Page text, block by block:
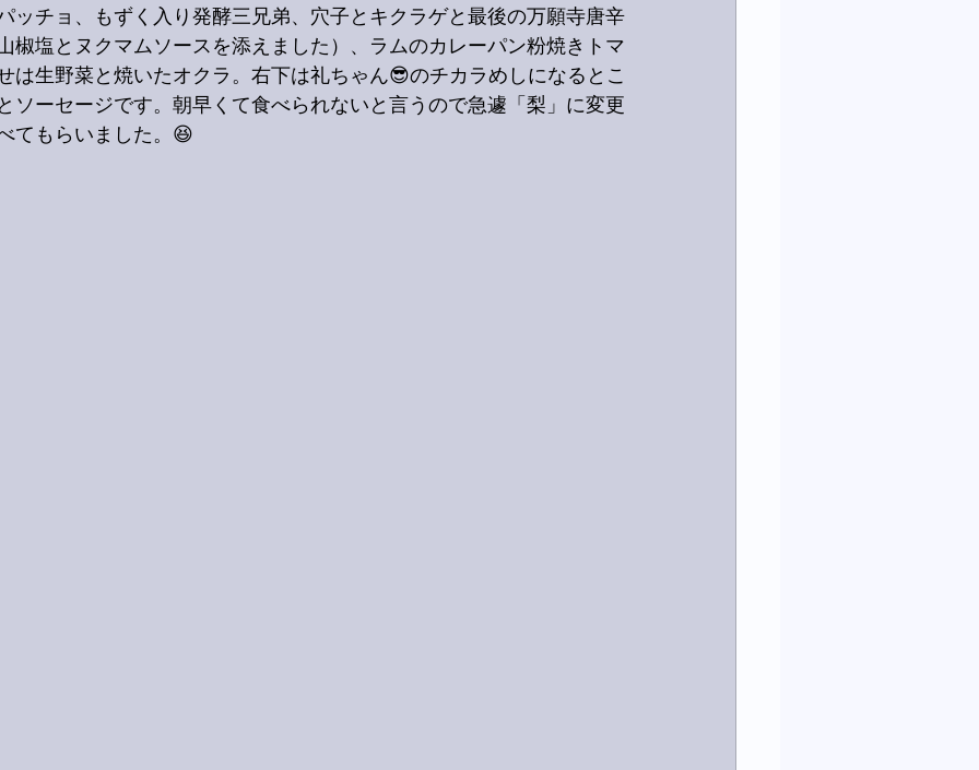
ッチョ、もずく入り発酵三兄弟、穴子とキクラゲと最後の万願寺唐辛
椒塩とヌクマムソースを添えました）、ラムのカレーパン粉焼きトマ
は生野菜と焼いたオクラ。右下は礼ちゃん😎のチカラめしになるとこ
ソーセージです。朝早くて食べられないと言うので急遽「梨」に変更
てもらいました。😆